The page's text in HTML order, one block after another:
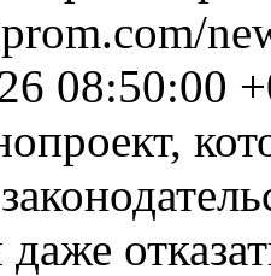
08:50:00